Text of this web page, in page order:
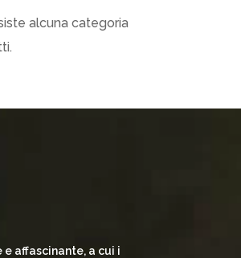
alcuna categoria
affascinante, a cui i